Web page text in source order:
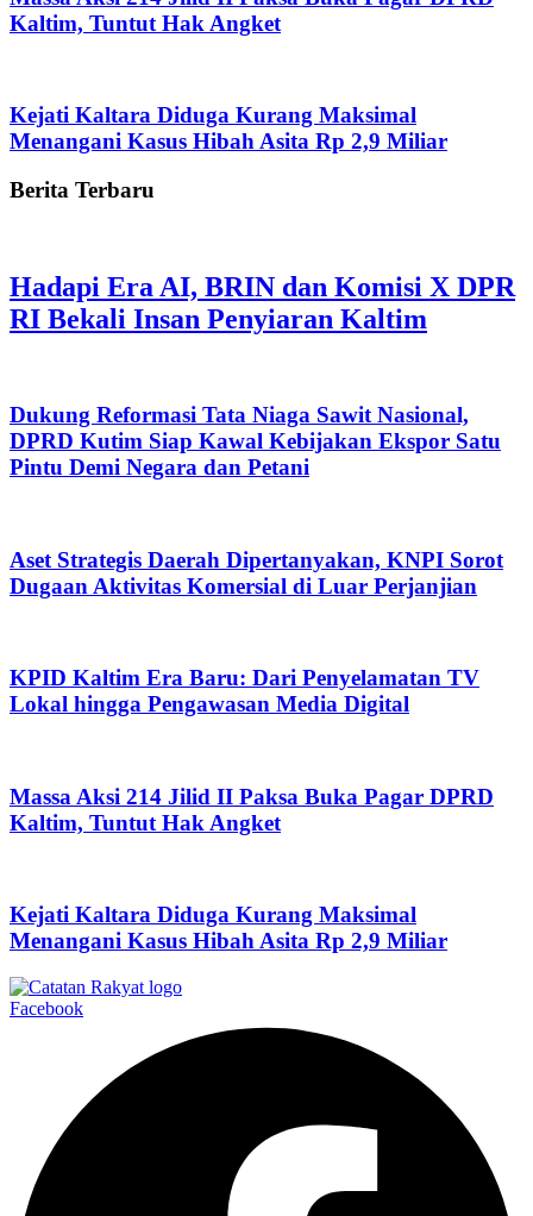
Kaltim, Tuntut Hak Angket
Kejati Kaltara Diduga Kurang Maksimal
Menangani Kasus Hibah Asita Rp 2,9 Miliar
Berita Terbaru
Hadapi Era AI, BRIN dan Komisi X DPR
RI Bekali Insan Penyiaran Kaltim
Dukung Reformasi Tata Niaga Sawit Nasional,
DPRD Kutim Siap Kawal Kebijakan Ekspor Satu
Pintu Demi Negara dan Petani
Aset Strategis Daerah Dipertanyakan, KNPI Sorot
Dugaan Aktivitas Komersial di Luar Perjanjian
KPID Kaltim Era Baru: Dari Penyelamatan TV
Lokal hingga Pengawasan Media Digital
Massa Aksi 214 Jilid II Paksa Buka Pagar DPRD
Kaltim, Tuntut Hak Angket
Kejati Kaltara Diduga Kurang Maksimal
Menangani Kasus Hibah Asita Rp 2,9 Miliar
Facebook